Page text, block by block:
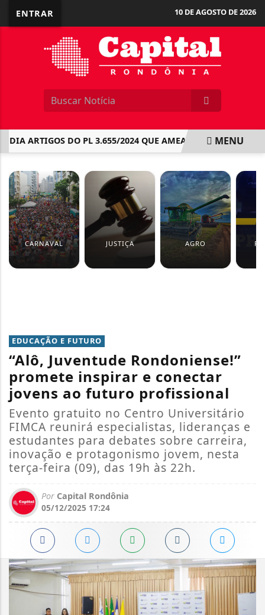
ENTRAR 10 DE AGOSTO DE 2026
ARTIGOS DO PL 3.655/2024 QUE AMEAÇA ATRIBUIÇÕES
MENU
CARNAVAL JUSTIÇA AGRO
EDUCAÇÃO E FUTURO
“Alô, Juventude Rondoniense!”
promete inspirar e conectar
jovens ao futuro profissional
Evento gratuito no Centro Universitário
FIMCA reunirá especialistas, lideranças e
estudantes para debates sobre carreira,
inovação e protagonismo jovem, nesta
terça-feira (09), das 19h às 22h.
Por Capital Rondônia
05/12/2025 17:24